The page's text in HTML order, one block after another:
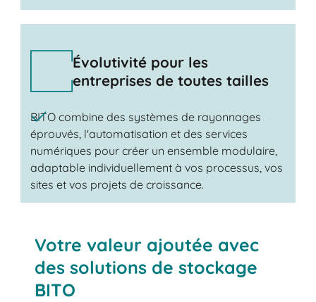
Évolutivité pour les
entreprises de toutes tailles
BITO combine des systèmes de rayonnages
éprouvés, l'automatisation et des services
numériques pour créer un ensemble modulaire,
adaptable individuellement à vos processus, vos
sites et vos projets de croissance.
Votre valeur ajoutée avec
des solutions de stockage
BITO